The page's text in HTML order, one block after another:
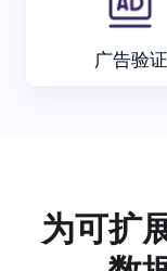
广告验证
为可扩